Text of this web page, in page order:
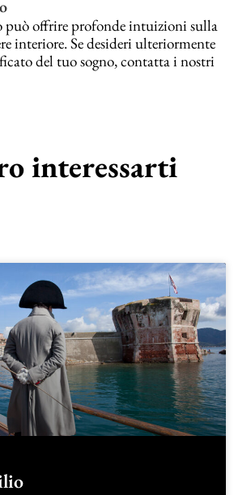
può offrire profonde intuizioni sulla
interiore. Se desideri ulteriormente
del tuo sogno, contatta i nostri
interessarti